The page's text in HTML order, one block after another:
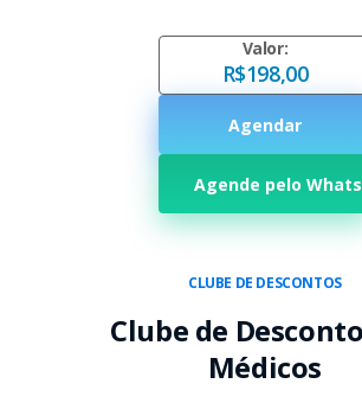
Valor:
R$198,00
Agendar
Agende pelo Whats
CLUBE DE DESCONTOS
Clube de
Médicos